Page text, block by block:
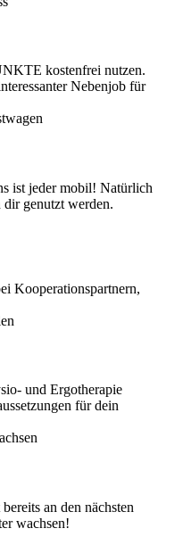
kostenfrei nutzen.
Nebenjob für
ist jeder mobil! Natürlich
genutzt werden.
Kooperationspartnern,
und Ergotherapie
für dein
an den nächsten
wachsen!